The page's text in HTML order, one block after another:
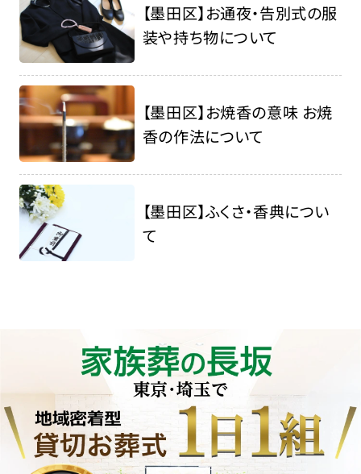
【墨田区】お通夜・告別式の服
装や持ち物について
【墨田区】お焼香の意味 お焼
香の作法について
【墨田区】ふくさ・香典につい
て